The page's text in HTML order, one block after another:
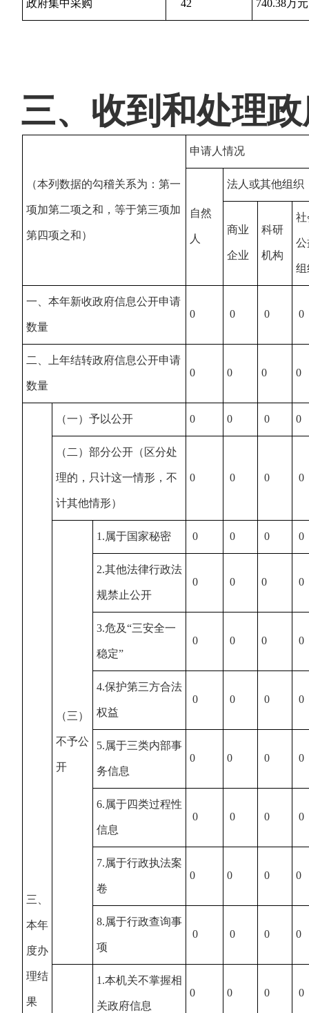
政府集中采购 42 740.38万元
三、收到和处理
（本列数据的勾稽关系为：第一
项加第二项之和，等于第三项加
第四项之和）
申请人情况
自然
人
法人或其他组织
商业
企业
科研
机构
社
公
组
一、本年新收政府信息公开申请
数量
0 0 0 0
二、上年结转政府信息公开申请
数量
0 0 0 0
三、
本年
度办
理结
果
（一）予以公开 0 0 0 0
（二）部分公开（区分处
理的，只计这一情形，不
计其他情形）
0 0 0 0
（三）
不予公
开
1.属于国家秘密 0 0 0 0
2.其他法律行政法
规禁止公开
0 0 0 0
3.危及“三安全一
稳定”
0 0 0 0
4.保护第三方合法
权益
0 0 0 0
5.属于三类内部事
务信息
0 0 0 0
6.属于四类过程性
信息
0 0 0 0
7.属于行政执法案
卷
0 0 0 0
8.属于行政查询事
项
0 0 0 0
1.本机关不掌握相
关政府信息
0 0 0 0